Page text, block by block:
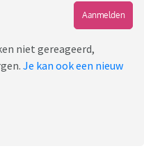
Aanmelden
niet gereageerd,
Je kan ook een nieuw